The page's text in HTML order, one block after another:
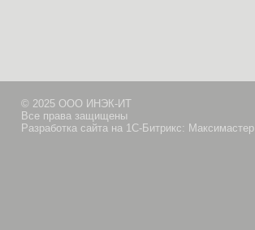
© 2025 ООО ИНЭК-ИТ
Все права защищены
Разработка сайта на 1С-Битрикс: Максимастер